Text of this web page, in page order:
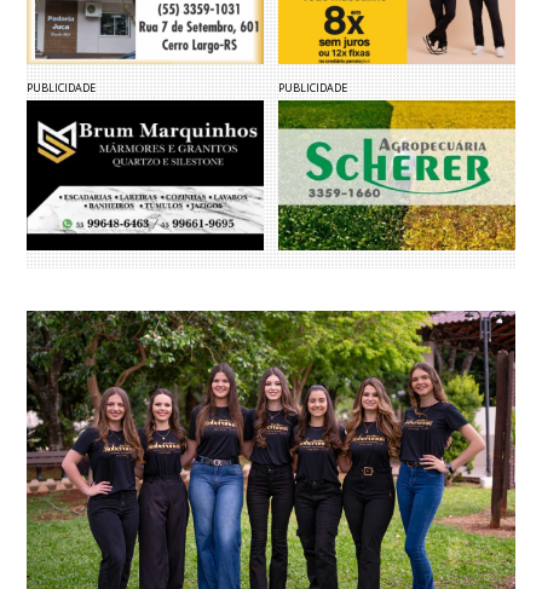
PUBLICIDADE PUBLICIDADE